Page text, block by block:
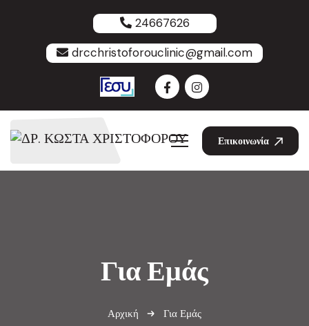
24667626
drcchristoforouclinic@gmail.com
Επικοινωνία
Για Εμάς
Αρχική Για Εμάς